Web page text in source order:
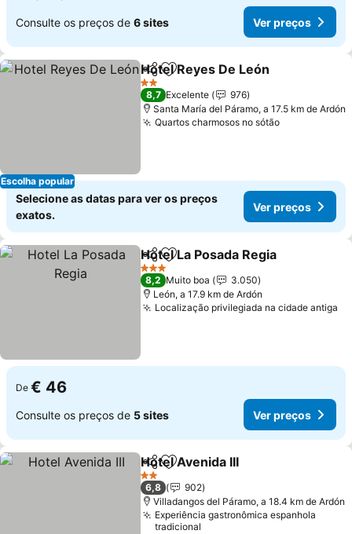
Consulte os preços de 6 sites Ver preços
Escolha popular
PartilharAdicionar aos favoritos
Hotel Reyes De León
2 Estrelas
8,7 Excelente
976
Santa María del Páramo, a 17.5 km de Ardón
Quartos charmosos no sótão
Selecione as datas para ver os preços
exatos.
Ver preços
PartilharAdicionar aos favoritos
Hotel La Posada Regia
3 Estrelas
8,2 Muito boa
3.050
León, a 17.9 km de Ardón
Localização privilegiada na cidade antiga
De € 46
Consulte os preços de 5 sites Ver preços
PartilharAdicionar aos favoritos
Hotel Avenida III
2 Estrelas
6,8
902
Villadangos del Páramo, a 18.4 km de Ardón
Experiência gastronômica espanhola
tradicional